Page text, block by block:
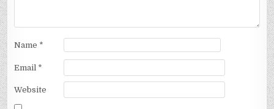
Name *
Email *
Website